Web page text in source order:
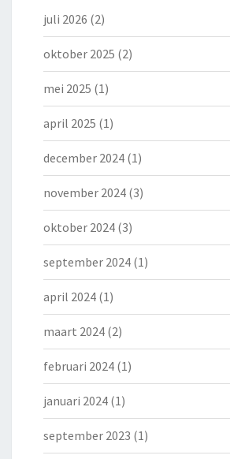
juli 2026 (2)
oktober 2025 (2)
mei 2025 (1)
april 2025 (1)
december 2024 (1)
november 2024 (3)
oktober 2024 (3)
september 2024 (1)
april 2024 (1)
maart 2024 (2)
februari 2024 (1)
januari 2024 (1)
september 2023 (1)